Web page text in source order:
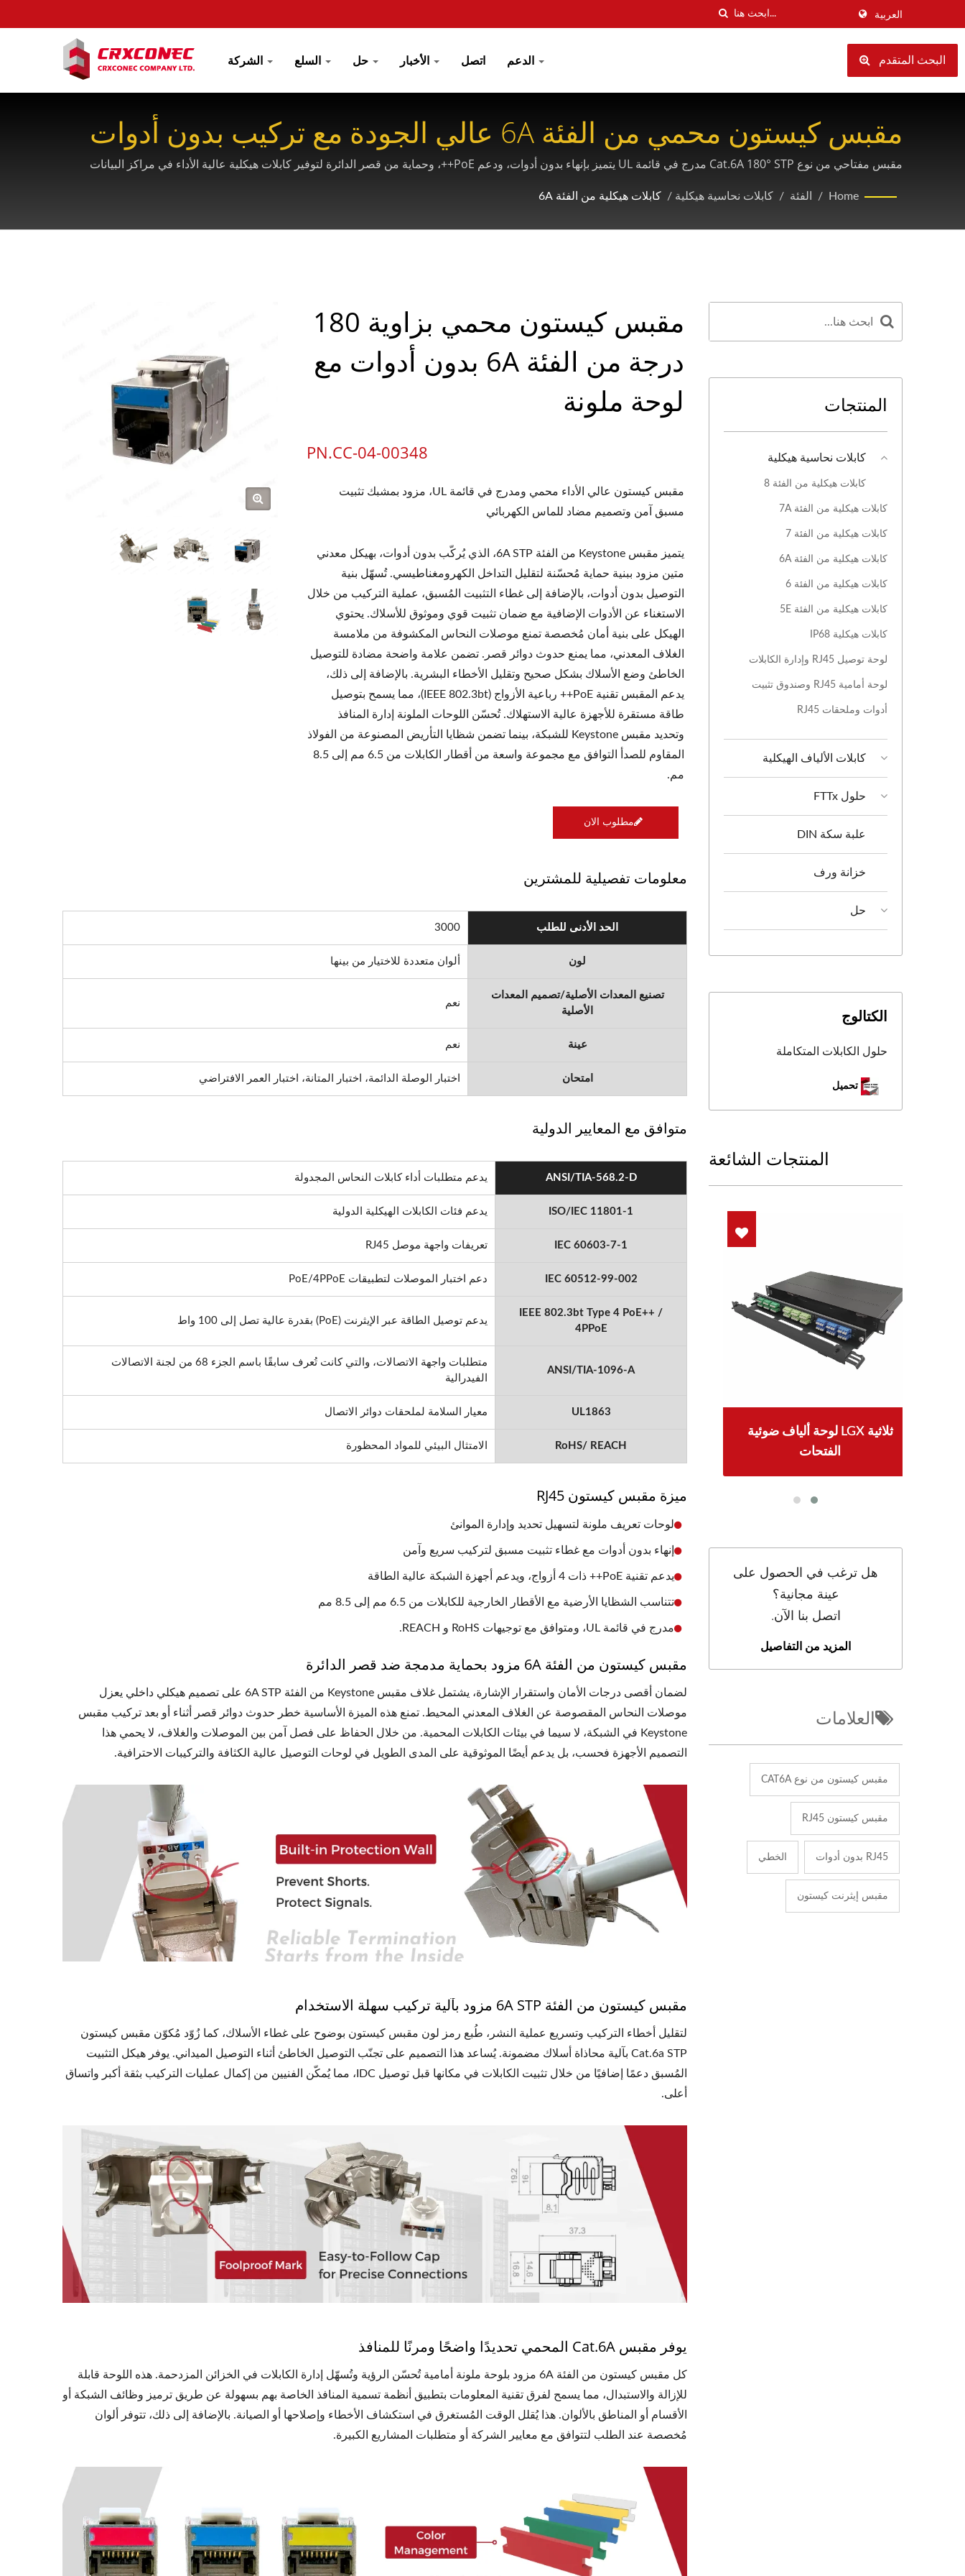
العربية
اتصل البحث المتقدم
مقبس كيستون محمي من الفئة 6A عالي الجودة مع تركيب بدون أدوات
مقبس مفتاحي من نوع Cat.6A 180° STP مدرج في قائمة UL يتميز بإنهاء بدون أدوات، ودعم PoE++، وحماية من قصر الدائرة لتوفير كابلات هيكلية عالية الأداء في مراكز البيانات
Home
/ الفئة / كابلات نحاسية هيكلية / كابلات هيكلية من الفئة 6A
مقبس كيستون محمي بزاوية 180
درجة من الفئة 6A بدون أدوات مع
لوحة ملونة
PN.CC-04-00348
مقبس كيستون عالي الأداء محمي ومدرج في قائمة UL، مزود بمشبك تثبيت
مسبق آمن وتصميم مضاد للماس الكهربائي
يتميز مقبس Keystone من الفئة 6A STP، الذي يُركّب بدون أدوات، بهيكل معدني
متين مزود ببنية حماية مُحسّنة لتقليل التداخل الكهرومغناطيسي. تُسهّل بنية
التوصيل بدون أدوات، بالإضافة إلى غطاء التثبيت المُسبق، عملية التركيب من خلال
الاستغناء عن الأدوات الإضافية مع ضمان تثبيت قوي وموثوق للأسلاك. يحتوي
الهيكل على بنية أمان مُخصصة تمنع موصلات النحاس المكشوفة من ملامسة
الغلاف المعدني، مما يمنع حدوث دوائر قصر. تضمن علامة واضحة مضادة للتوصيل
الخاطئ وضع الأسلاك بشكل صحيح وتقليل الأخطاء البشرية. بالإضافة إلى ذلك،
يدعم المقبس تقنية PoE++ رباعية الأزواج (IEEE 802.3bt)، مما يسمح بتوصيل
طاقة مستقرة للأجهزة عالية الاستهلاك. تُحسّن اللوحات الملونة إدارة المنافذ
وتحديد مقبس Keystone للشبكة، بينما تضمن شظايا التأريض المصنوعة من الفولاذ
المقاوم للصدأ التوافق مع مجموعة واسعة من أقطار الكابلات من 6.5 مم إلى 8.5
مم.
مطلوب الان
معلومات تفصيلية للمشترين
الحد الأدنى للطلب 3000
لون ألوان متعددة للاختيار من بينها
تصنيع المعدات الأصلية/تصميم المعدات
الأصلية
نعم
عينة نعم
امتحان اختبار الوصلة الدائمة، اختبار المتانة، اختبار العمر الافتراضي
متوافق مع المعايير الدولية
ANSI/TIA-568.2-D يدعم متطلبات أداء كابلات النحاس المجدولة
ISO/IEC 11801-1 يدعم فئات الكابلات الهيكلية الدولية
IEC 60603-7-1 تعريفات واجهة موصل RJ45
IEC 60512-99-002 دعم اختبار الموصلات لتطبيقات PoE/4PPoE
IEEE 802.3bt Type 4 PoE++ /
4PPoE
يدعم توصيل الطاقة عبر الإيثرنت (PoE) بقدرة عالية تصل إلى 100 واط
ANSI/TIA-1096-A
متطلبات واجهة الاتصالات، والتي كانت تُعرف سابقًا باسم الجزء 68 من لجنة الاتصالات
الفيدرالية
UL1863 معيار السلامة لملحقات دوائر الاتصال
RoHS/ REACH الامتثال البيئي للمواد المحظورة
ميزة مقبس كيستون RJ45
لوحات تعريف ملونة لتسهيل تحديد وإدارة الموانئ
إنهاء بدون أدوات مع غطاء تثبيت مسبق لتركيب سريع وآمن
يدعم تقنية PoE++ ذات 4 أزواج، ويدعم أجهزة الشبكة عالية الطاقة
تتناسب الشظايا الأرضية مع الأقطار الخارجية للكابلات من 6.5 مم إلى 8.5 مم
مدرج في قائمة UL، ومتوافق مع توجيهات RoHS و REACH.
مقبس كيستون من الفئة 6A مزود بحماية مدمجة ضد قصر الدائرة
لضمان أقصى درجات الأمان واستقرار الإشارة، يشتمل غلاف مقبس Keystone من الفئة 6A STP على تصميم هيكلي داخلي يعزل
موصلات النحاس المقصوصة عن الغلاف المعدني المحيط. تمنع هذه الميزة الأساسية خطر حدوث دوائر قصر أثناء أو بعد تركيب مقبس
Keystone في الشبكة، لا سيما في بيئات الكابلات المحمية. من خلال الحفاظ على فصل آمن بين الموصلات والغلاف، لا يحمي هذا
التصميم الأجهزة فحسب، بل يدعم أيضًا الموثوقية على المدى الطويل في لوحات التوصيل عالية الكثافة والتركيبات الاحترافية.
مقبس كيستون من الفئة 6A STP مزود بآلية تركيب سهلة الاستخدام
لتقليل أخطاء التركيب وتسريع عملية النشر، طُبع رمز لون مقبس كيستون بوضوح على غطاء الأسلاك، كما زُوّد مُكوّن مقبس كيستون
Cat.6a STP بآلية محاذاة أسلاك مضمونة. يُساعد هذا التصميم على تجنّب التوصيل الخاطئ أثناء التوصيل الميداني. يوفر هيكل التثبيت
المُسبق دعمًا إضافيًا من خلال تثبيت الكابلات في مكانها قبل توصيل IDC، مما يُمكّن الفنيين من إكمال عمليات التركيب بثقة أكبر واتساق
أعلى.
يوفر مقبس Cat.6A المحمي تحديدًا واضحًا ومرنًا للمنافذ
كل مقبس كيستون من الفئة 6A مزود بلوحة ملونة أمامية تُحسّن الرؤية وتُسهّل إدارة الكابلات في الخزائن المزدحمة. هذه اللوحة قابلة
للإزالة والاستبدال، مما يسمح لفرق تقنية المعلومات بتطبيق أنظمة تسمية المنافذ الخاصة بهم بسهولة عن طريق ترميز وظائف الشبكة أو
الأقسام أو المناطق بالألوان. هذا يُقلل الوقت المُستغرق في استكشاف الأخطاء وإصلاحها أو الصيانة. بالإضافة إلى ذلك، تتوفر ألوان
مُخصصة عند الطلب لتتوافق مع معايير الشركة أو متطلبات المشاريع الكبيرة.
المنتجات
كابلات نحاسية هيكلية
كابلات هيكلية من الفئة 8
كابلات هيكلية من الفئة 7A
كابلات هيكلية من الفئة 7
كابلات هيكلية من الفئة 6A
كابلات هيكلية من الفئة 6
كابلات هيكلية من الفئة 5E
كابلات هيكلية IP68
لوحة توصيل RJ45 وإدارة الكابلات
لوحة أمامية RJ45 وصندوق تثبيت
أدوات وملحقات RJ45
كابلات الألياف الهيكلية
حلول FTTx
علبة سكة DIN
خزانة ورف
حل
الكتالوج
حلول الكابلات المتكاملة
تحميل
المنتجات الشائعة
مقبس Keystone 4PPoE
لوحة ألياف ضوئية LGX ثلاثية
الفتحات
لوحة ألياف ضوئية LGX ثلاثية
الفتحات
هل ترغب في الحصول على
عينة مجانية؟
اتصل بنا الآن.
المزيد من التفاصيل
العلامات
مقبس كيستون من نوع CAT6A
مقبس كيستون RJ45
RJ45 بدون أدوات الخطي
مقبس إيثرنت كيستون